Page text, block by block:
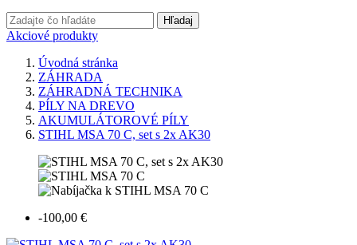
Hľadaj
Akciové produkty
Úvodná stránka
ZÁHRADA
ZÁHRADNÁ TECHNIKA
PÍLY NA DREVO
AKUMULÁTOROVÉ PÍLY
STIHL MSA 70 C, set s 2x AK30
-100,00 €